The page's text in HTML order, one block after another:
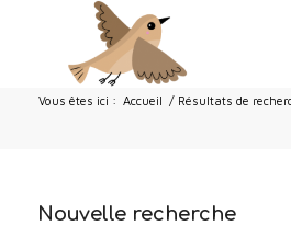
Vous êtes ici : Accueil / Résultats de
Nouvelle recherche